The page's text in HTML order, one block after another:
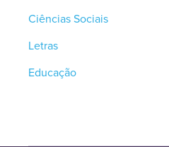
Ciências Sociais
Letras
Educação